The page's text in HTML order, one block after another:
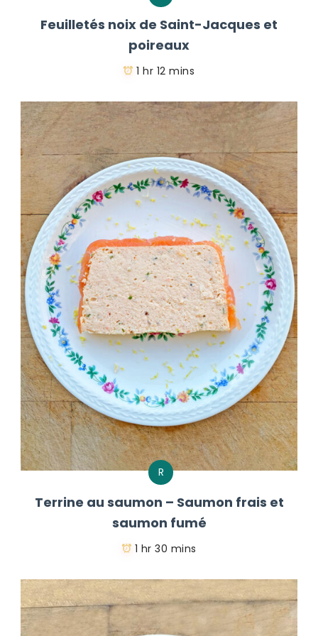
Feuilletés noix de Saint-Jacques et
poireaux
1 hr 12 mins
R
Terrine au saumon – Saumon frais et
saumon fumé
1 hr 30 mins